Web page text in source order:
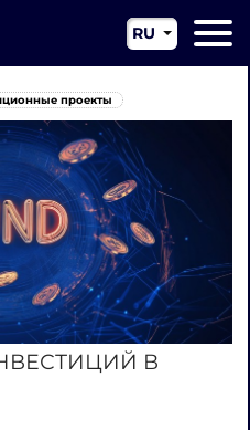
О нас
Наши услуги
Новости
Юрисдикции
Контакты
RU
EN
проекты
В